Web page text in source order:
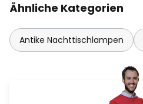
Ähnliche Kategorien
Antike Nachttischlampen